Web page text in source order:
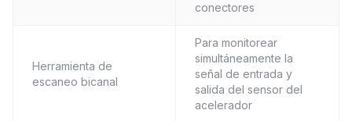
conectores
Herramienta de
escaneo bicanal
Para monitorear
simultáneamente la
señal de entrada y
salida del sensor del
acelerador